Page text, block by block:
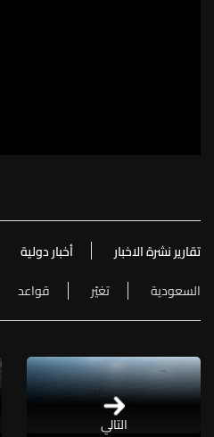
تقارير نشرة الاخبار أخبار دولية
السعودية
تغيّر قواعد
التالي